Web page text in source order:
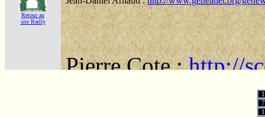
Retour au
site Rœlly